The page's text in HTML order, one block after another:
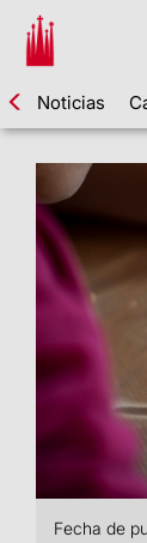
Noticias
Fecha de